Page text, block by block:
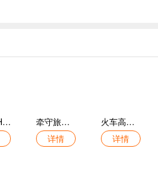
海拔仪HD高度测量免费版
牵守旅行手机版
详情
火车高铁票订票查官方版
详情